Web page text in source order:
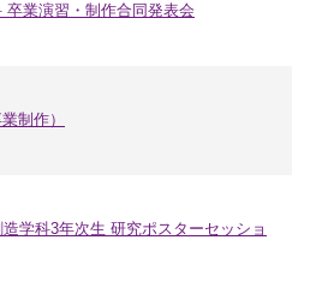
業演習・制作合同発表会
制作）
学科3年次生 研究ポスターセッショ